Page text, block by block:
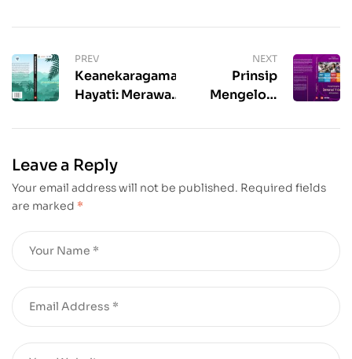
PREV
Keanekaragaman
Hayati: Merawat
Keseimbangan
NEXT
Prinsip
Mengelola
dan Z di
Leave a Reply
Your email address will not be published. Required fields
are marked *